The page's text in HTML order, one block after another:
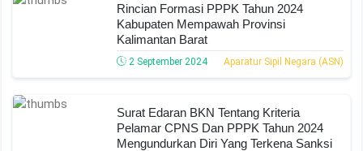
Rincian Formasi PPPK Tahun 2024
Kabupaten Mempawah Provinsi
Kalimantan Barat
2 September 2024 Aparatur Sipil Negara (ASN)
Surat Edaran BKN Tentang Kriteria
Pelamar CPNS Dan PPPK Tahun 2024
Mengundurkan Diri Yang Terkena Sanksi